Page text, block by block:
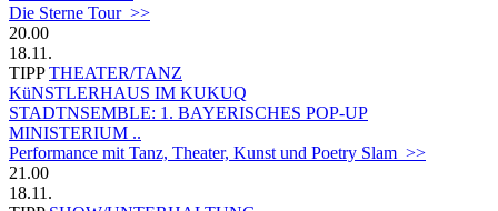
Die Sterne Tour >>
20.00
18.11.
TIPP THEATER/TANZ
KüNSTLERHAUS IM KUKUQ
STADTNSEMBLE: 1. BAYERISCHES POP-UP
MINISTERIUM ..
Performance mit Tanz, Theater, Kunst und Poetry Slam >>
21.00
18.11.